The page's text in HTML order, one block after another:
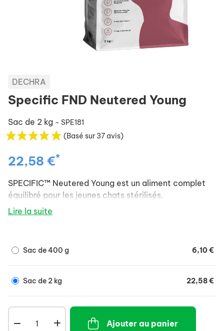
DECHRA
Specific FND Neutered Young
Sac de 2 kg - SPE181
(Basé sur 37 avis)
22,58 €*
SPECIFIC™ Neutered Young est un aliment complet
équilibré pour les jeunes chats stérilisés.
Lire la suite
Sac de 400 g 6,10 €
Sac de 2 kg 22,58 €
Ajouter au panier